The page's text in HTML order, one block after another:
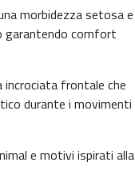
morbidezza setosa e
garantendo comfort
incrociata frontale che
durante i movimenti
e motivi ispirati alla